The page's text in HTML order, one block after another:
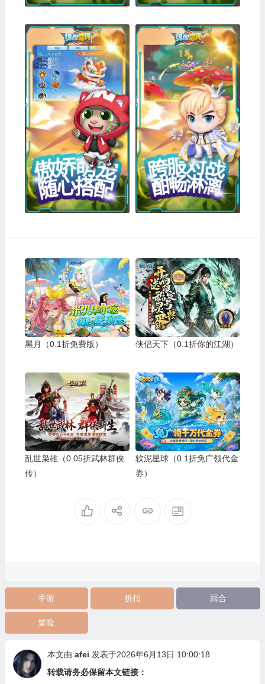
黑月（0.1折免费版） 侠侣天下（0.1折你的江湖）
乱世枭雄（0.05折武林群侠
传）
软泥星球（0.1折免广领代金
券）
手游 折扣 回合
冒险
本文由 afei 发表于2026年6月13日 10:00:18
转载请务必保留本文链接：